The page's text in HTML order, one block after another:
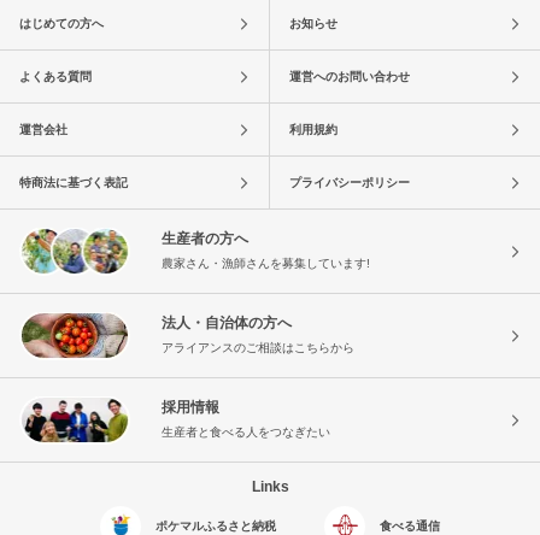
はじめての方へ お知らせ
よくある質問 運営へのお問い合わせ
運営会社 利用規約
特商法に基づく表記 プライバシーポリシー
生産者の方へ
農家さん・漁師さんを募集しています!
法人・自治体の方へ
アライアンスのご相談はこちらから
採用情報
生産者と食べる人をつなぎたい
Links
ポケマルふるさと納税 食べる通信